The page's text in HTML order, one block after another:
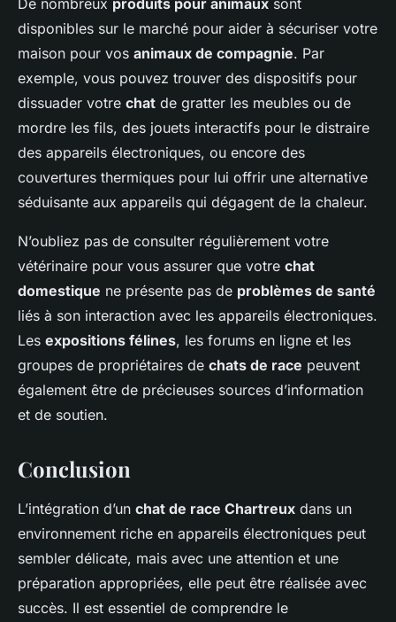
De nombreux produits pour animaux sont
disponibles sur le marché pour aider à sécuriser votre
maison pour vos animaux de compagnie. Par
exemple, vous pouvez trouver des dispositifs pour
dissuader votre chat de gratter les meubles ou de
mordre les fils, des jouets interactifs pour le distraire
des appareils électroniques, ou encore des
couvertures thermiques pour lui offrir une alternative
séduisante aux appareils qui dégagent de la chaleur.
N’oubliez pas de consulter régulièrement votre
vétérinaire pour vous assurer que votre chat
domestique ne présente pas de problèmes de santé
liés à son interaction avec les appareils électroniques.
Les expositions félines, les forums en ligne et les
groupes de propriétaires de chats de race peuvent
également être de précieuses sources d’information
et de soutien.
Conclusion
L’intégration d’un chat de race Chartreux dans un
environnement riche en appareils électroniques peut
sembler délicate, mais avec une attention et une
préparation appropriées, elle peut être réalisée avec
succès. Il est essentiel de comprendre le